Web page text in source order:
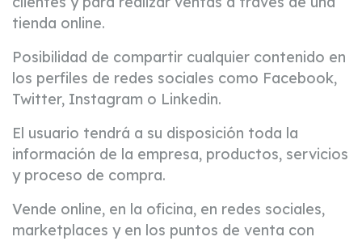
tienda online.
Posibilidad de compartir cualquier contenido en
los perfiles de redes sociales como Facebook,
Twitter, Instagram o Linkedin.
El usuario tendrá a su disposición toda la
información de la empresa, productos, servicios
y proceso de compra.
Vende online, en la oficina, en redes sociales,
marketplaces y en los puntos de venta con